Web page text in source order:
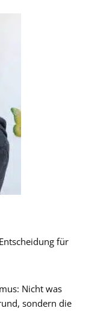
für
Nicht was
sondern die